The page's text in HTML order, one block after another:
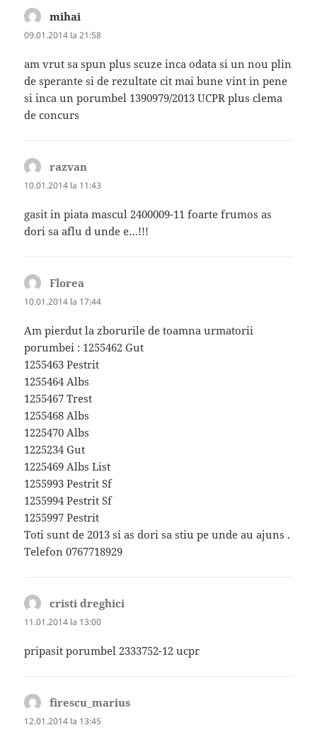
mihai
09.01.2014 la 21:58
am vrut sa spun plus scuze inca odata si un nou plin
de sperante si de rezultate cit mai bune vint in pene
si inca un porumbel 1390979/2013 UCPR plus clema
de concurs
razvan
10.01.2014 la 11:43
gasit in piata mascul 2400009-11 foarte frumos as
dori sa aflu d unde e…!!!
Florea
10.01.2014 la 17:44
Am pierdut la zborurile de toamna urmatorii
porumbei : 1255462 Gut
1255463 Pestrit
1255464 Albs
1255467 Trest
1255468 Albs
1225470 Albs
1225234 Gut
1225469 Albs List
1255993 Pestrit Sf
1255994 Pestrit Sf
1255997 Pestrit
Toti sunt de 2013 si as dori sa stiu pe unde au ajuns .
Telefon 0767718929
cristi dreghici
11.01.2014 la 13:00
pripasit porumbel 2333752-12 ucpr
firescu_marius
12.01.2014 la 13:45